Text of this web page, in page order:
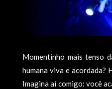
Momentinho mais tenso
humana viva e acordada?
Imagina aí comigo: você